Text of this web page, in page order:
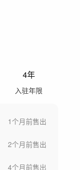
4年
入驻年限
1个月前售出
2个月前售出
4个月前售出